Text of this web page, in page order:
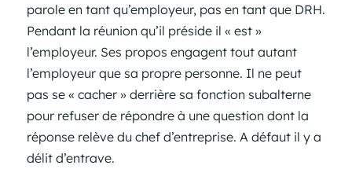
parole en tant qu’employeur, pas en tant que DRH.
Pendant la réunion qu’il préside il « est »
l’employeur. Ses propos engagent tout autant
l’employeur que sa propre personne. Il ne peut
pas se « cacher » derrière sa fonction subalterne
pour refuser de répondre à une question dont la
réponse relève du chef d’entreprise. A défaut il y a
délit d’entrave.